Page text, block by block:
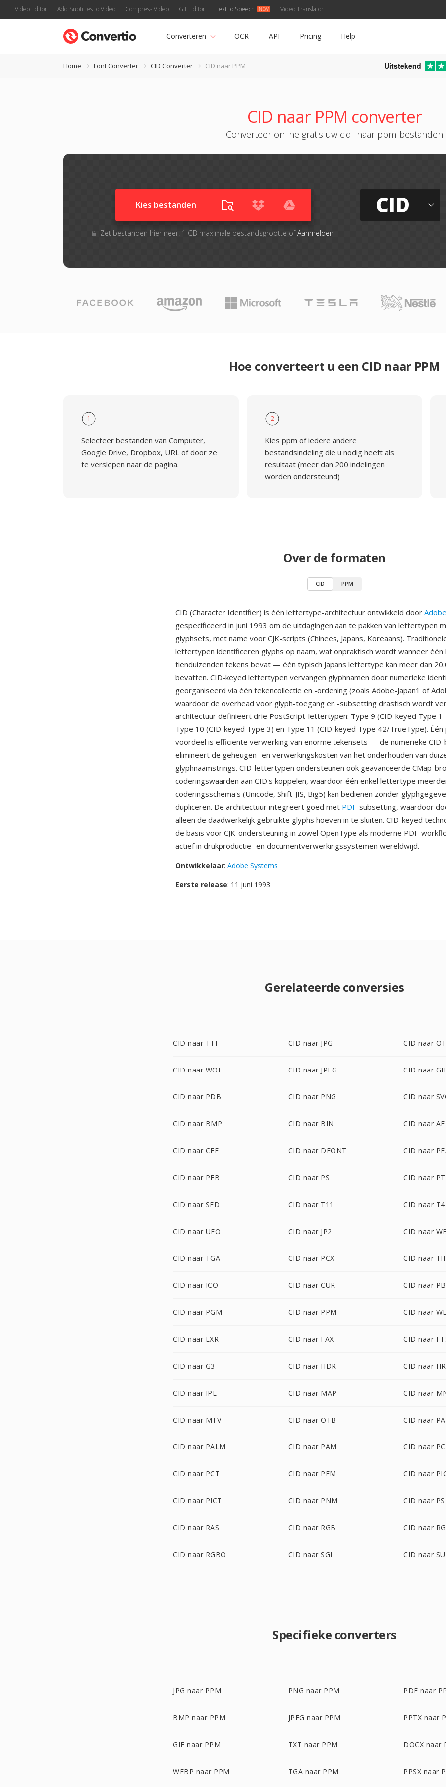
Video Editor Add Subtitles to Video Compress Video GIF Editor Text to Speech Video Translator
Converteren OCR API Pricing Help
Home Font Converter CID Converter CID naar PPM Uitstekend
CID naar PPM converter
Converteer online gratis uw cid- naar ppm-bestanden
Kies bestanden
Zet bestanden hier neer. 1 GB maximale bestandsgrootte ofAanmelden
CID
Hoe converteert u een CID naar PPM
1
Selecteer bestanden van Computer,
Google Drive, Dropbox, URL of door ze
te verslepen naar de pagina.
2
Kies ppm of iedere andere
bestandsindeling die u nodig heeft als
resultaat (meer dan 200 indelingen
worden ondersteund)
Over de formaten
CID PPM
CID (Character Identifier) is één lettertype-architectuur ontwikkeld door
gespecificeerd in juni 1993 om de uitdagingen aan te pakken van lettertypen
glyphsets, met name voor CJK-scripts (Chinees, Japans, Koreaans).
lettertypen identificeren glyphs op naam, wat onpraktisch wordt wanneer
tienduizenden tekens bevat — één typisch Japans lettertype kan meer dan
bevatten. CID-keyed lettertypen vervangen glyphnamen door numerieke
georganiseerd via één tekencollectie en -ordening (zoals Adobe-Japan1 of
waardoor de overhead voor glyph-toegang en -subsetting drastisch wordt
architectuur definieert drie PostScript-lettertypen: Type 9 (CID-keyed Type
Type 10 (CID-keyed Type 3) en Type 11 (CID-keyed Type 42/TrueType). Één
voordeel is efficiënte verwerking van enorme tekensets — de numerieke CID-
elimineert de geheugen- en verwerkingskosten van het onderhouden van
glyphnaamstrings. CID-lettertypen ondersteunen ook geavanceerde CMap-
coderingswaarden aan CID's koppelen, waardoor één enkel lettertype
coderingsschema's (Unicode, Shift-JIS, Big5) kan bedienen zonder
dupliceren. De architectuur integreert goed met PDF-subsetting, waardoor
alleen de daadwerkelijk gebruikte glyphs hoeven in te sluiten. CID-keyed
de basis voor CJK-ondersteuning in zowel OpenType als moderne PDF-
actief in drukproductie- en documentverwerkingssystemen wereldwijd.
Ontwikkelaar: Adobe Systems
Eerste release: 11 juni 1993
Gerelateerde conversies
CID naar TTF CID naar JPG CID naar
CID naar WOFF CID naar JPEG CID naar
CID naar PDB CID naar PNG CID naar
CID naar BMP CID naar BIN CID naar
CID naar CFF CID naar DFONT CID naar
CID naar PFB CID naar PS CID naar
CID naar SFD CID naar T11 CID naar
CID naar UFO CID naar JP2 CID naar
CID naar TGA CID naar PCX CID naar
CID naar ICO CID naar CUR CID naar
CID naar PGM CID naar PPM CID naar
CID naar EXR CID naar FAX CID naar
CID naar G3 CID naar HDR CID naar
CID naar IPL CID naar MAP CID naar
CID naar MTV CID naar OTB CID naar
CID naar PALM CID naar PAM CID naar
CID naar PCT CID naar PFM CID naar
CID naar PICT CID naar PNM CID naar
CID naar RAS CID naar RGB CID naar
CID naar RGBO CID naar SGI CID naar
Specifieke converters
JPG naar PPM PNG naar PPM PDF naar
BMP naar PPM JPEG naar PPM PPTX naar
GIF naar PPM TXT naar PPM DOCX naar
WEBP naar PPM TGA naar PPM PPSX naar